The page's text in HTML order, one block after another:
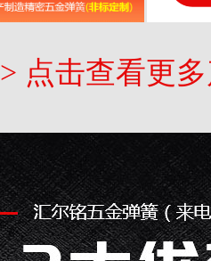
> 点击查看更